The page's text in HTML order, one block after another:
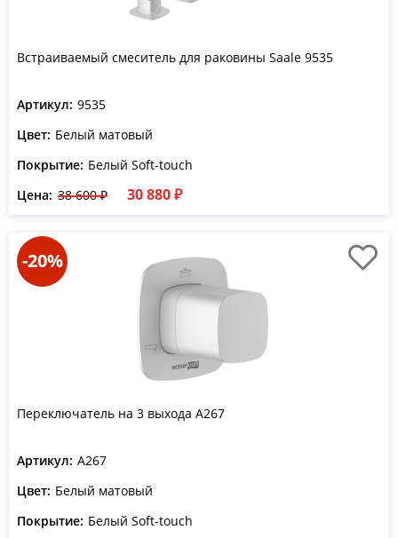
Встраиваемый смеситель для раковины Saale 9535
Артикул: 9535
Цвет: Белый матовый
Покрытие: Белый Soft-touch
Цена: 38 600 ₽ 30 880 ₽
-20%
Переключатель на 3 выхода A267
Артикул: A267
Цвет: Белый матовый
Покрытие: Белый Soft-touch